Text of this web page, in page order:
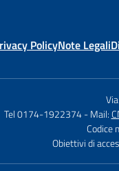
PolicyNote Legali
Tel 0174-1922374 - Mail:
Codice
Obiettivi di